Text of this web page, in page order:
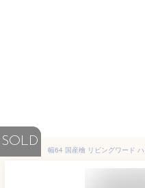
SOLD